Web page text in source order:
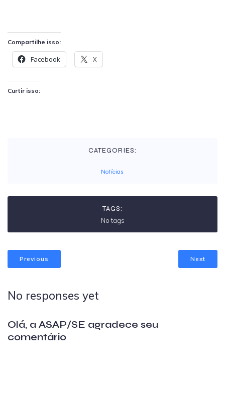
Compartilhe isso:
Facebook X
Curtir isso:
CATEGORIES:
Notícias
TAGS:
No tags
Previous Next
No responses yet
Olá, a ASAP/SE agradece seu
comentário